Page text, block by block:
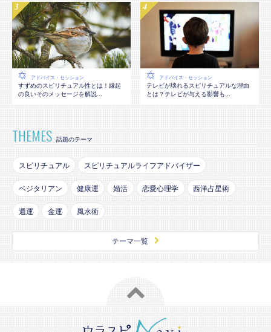
アドバイス・セッション
すずめのスピリチュアル性とは！縁起
の良いそのメッセージを解説...
アドバイス・セッション
テレビが壊れるスピリチュアルな理由
とは？テレビが与える影響も...
THEMES 話題のテーマ
スピリチュアル スピリチュアルライフアドバイザー
ベジタリアン 健康運 婚活 恋愛心理学 西洋占星術
週運 金運 風水術
テーマ一覧